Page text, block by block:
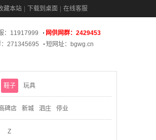
藏本站 下载到桌面 在线客服
：11917999
网供网群：2429453
271345695
短网址：bgwg.cn
鞋子 玩具
碑店 新城 泗庄 停业
Z